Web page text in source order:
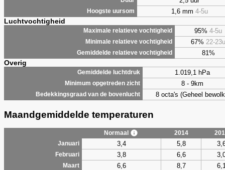
Hoogste uursom 1,6 mm 4-5u
Luchtvochtigheid
Maximale relatieve vochtigheid 95% 4-5u
Minimale relatieve vochtigheid 67% 22-23u
Gemiddelde relatieve vochtigheid 81%
Overig
Gemiddelde luchtdruk 1.019,1 hPa
Minimum opgetreden zicht 8 - 9km
Bedekkingsgraad van de bovenlucht 8 octa's (Geheel
Maandgemiddelde temperaturen
Normaal 2014
Januari
3,4 5,8
Februari 3,8 6,6
Maart 6,6 8,7